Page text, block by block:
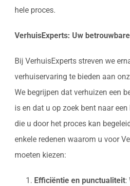
hele proces.
VerhuisExperts: Uw
Bij VerhuisExperts streven we
verhuiservaring te bieden aan
We begrijpen dat verhuizen een
is en dat u op zoek bent naar
die u door het proces kan
enkele redenen waarom u voor
moeten kiezen:
Efficiëntie en punctualiteit: